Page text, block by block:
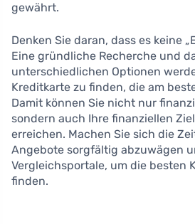
gewährt.
Denken Sie daran, dass es keine
Eine gründliche Recherche und
unterschiedlichen Optionen
Kreditkarte zu finden, die am
Damit können Sie nicht nur
sondern auch Ihre finanziellen
erreichen. Machen Sie sich die
Angebote sorgfältig abzuwägen
Vergleichsportale, um die besten
finden.